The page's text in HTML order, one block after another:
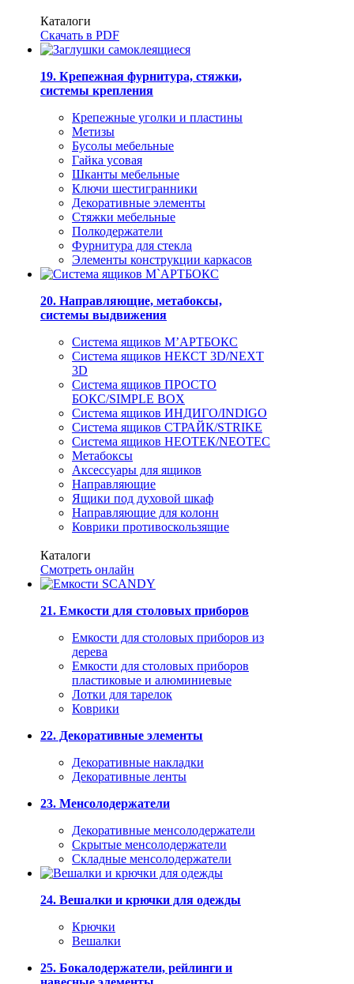
Каталоги
Скачать в PDF
19. Крепежная фурнитура, стяжки,
системы крепления
Крепежные уголки и пластины
Метизы
Бусолы мебельные
Гайка усовая
Шканты мебельные
Ключи шестигранники
Декоративные элементы
Стяжки мебельные
Полкодержатели
Фурнитура для стекла
Элементы конструкции каркасов
20. Направляющие, метабоксы,
системы выдвижения
Система ящиков М’АРТБОКС
Система ящиков НЕКСТ 3D/NEXT
3D
Система ящиков ПРОСТО
БОКС/SIMPLE BOX
Система ящиков ИНДИГО/INDIGO
Система ящиков СТРАЙК/STRIKE
Система ящиков НЕОТЕК/NEOTEC
Метабоксы
Аксессуары для ящиков
Направляющие
Ящики под духовой шкаф
Направляющие для колонн
Коврики противоскользящие
Каталоги
Смотреть онлайн
21. Емкости для столовых приборов
Емкости для столовых приборов из
дерева
Емкости для столовых приборов
пластиковые и алюминиевые
Лотки для тарелок
Коврики
22. Декоративные элементы
Декоративные накладки
Декоративные ленты
23. Менсолодержатели
Декоративные менсолодержатели
Скрытые менсолодержатели
Складные менсолодержатели
24. Вешалки и крючки для одежды
Крючки
Вешалки
25. Бокалодержатели, рейлинги и